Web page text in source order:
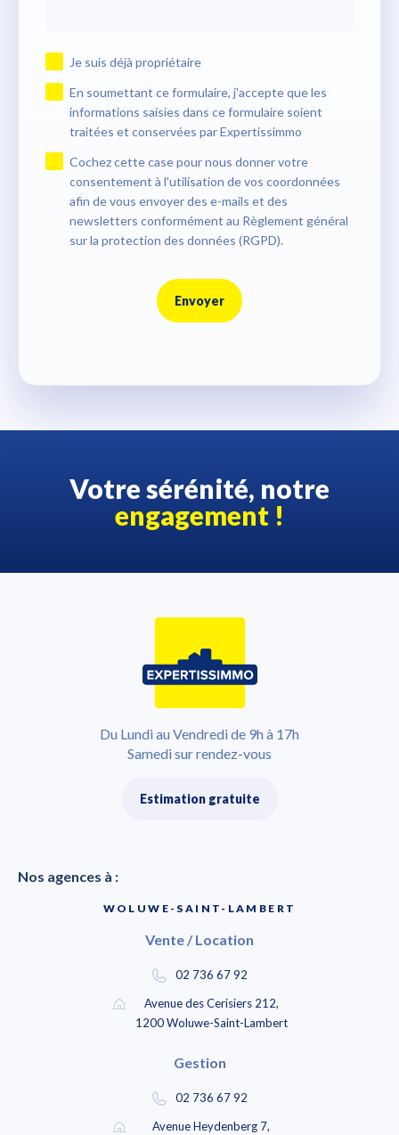
Je suis déjà propriétaire
En soumettant ce formulaire, j'accepte que les
informations saisies dans ce formulaire soient
traitées et conservées par Expertissimmo
Cochez cette case pour nous donner votre
consentement à l'utilisation de vos coordonnées
afin de vous envoyer des e-mails et des
newsletters conformément au Règlement général
sur la protection des données (RGPD).
Envoyer
Votre sérénité, notre
engagement !
Du Lundi au Vendredi de 9h à 17h
Samedi sur rendez-vous
Estimation gratuite
Nos agences à :
WOLUWE-SAINT-LAMBERT
Vente / Location
02 736 67 92
Avenue des Cerisiers 212,
1200 Woluwe-Saint-Lambert
Gestion
02 736 67 92
Avenue Heydenberg 7,